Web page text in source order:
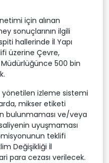
için alınan
sonuçlarının ilgili
hallerinde İl Yapı
üzerine Çevre,
Müdürlüğünce 500 bin
yönetilen izleme sistemi
mikser etiketi
bulunmaması ve/veya
uyuşmaması
teklifi
Değişikliği İl
para cezası verilecek.